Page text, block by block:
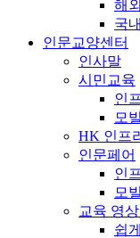
해
국
인문교양센터
인사말
시민교육
인
모
HK 인프
인문페어
인
모
교육 영
쉽